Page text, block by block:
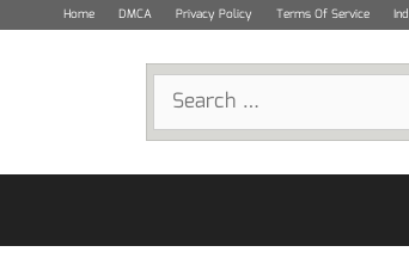
Home DMCA Privacy Policy Terms Of Service
Search
for: